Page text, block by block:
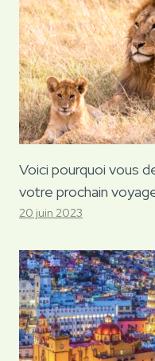
Voici pourquoi vous
votre prochain
20 juin 2023